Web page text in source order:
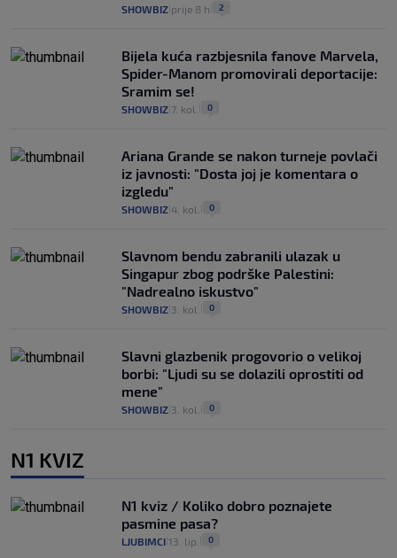
SHOWBIZ prije 8 h 2
Bijela kuća razbjesnila fanove Marvela,
Spider-Manom promovirali deportacije:
Sramim se!
SHOWBIZ 7. kol. 0
Ariana Grande se nakon turneje povlači
iz javnosti: "Dosta joj je komentara o
izgledu"
SHOWBIZ 4. kol. 0
Slavnom bendu zabranili ulazak u
Singapur zbog podrške Palestini:
"Nadrealno iskustvo"
SHOWBIZ 3. kol. 0
Slavni glazbenik progovorio o velikoj
borbi: "Ljudi su se dolazili oprostiti od
mene"
SHOWBIZ 3. kol. 0
N1 KVIZ
N1 kviz / Koliko dobro poznajete
pasmine pasa?
LJUBIMCI 13. lip. 0